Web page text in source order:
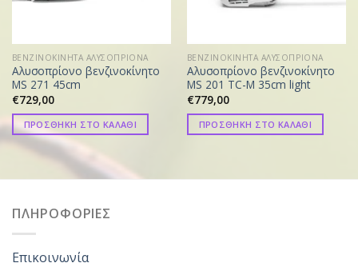
ΒΕΝΖΙΝΟΚΙΝΗΤΑ ΑΛΥΣΟΠΡΙΟΝΑ
Αλυσοπρίονο βενζινοκίνητο
MS 271 45cm
€729,00
ΠΡΟΣΘΗΚΗ ΣΤΟ ΚΑΛΑΘΙ
ΒΕΝΖΙΝΟΚΙΝΗΤΑ ΑΛΥΣΟΠΡΙΟΝΑ
Αλυσοπρίονο βενζινοκίνητο
MS 201 TC-M 35cm light
€779,00
ΠΡΟΣΘΗΚΗ ΣΤΟ ΚΑΛΑΘΙ
ΠΛΗΡΟΦΟΡΙΕΣ
Επικοινωνία